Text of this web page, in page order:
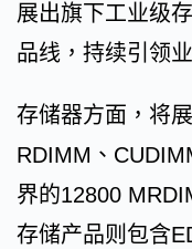
展出旗下工业级
品线，持续引领
存储器方面，将
RDIMM、
界的12800
存储产品则包含